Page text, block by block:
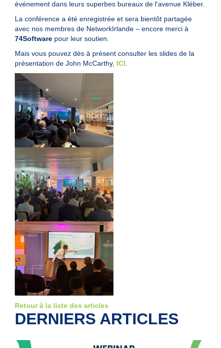
événement dans leurs superbes bureaux de l'avenue Kléber.
La conférence a été enregistrée et sera bientôt partagée
avec nos membres de NetworkIrlande – encore merci à
74Software pour leur soutien.
Mais vous pouvez dès à présent consulter les slides de la
présentation de John McCarthy, ICI.
Retour à la liste des articles
DERNIERS ARTICLES